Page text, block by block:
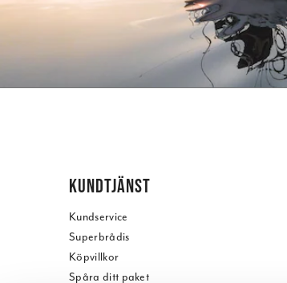
KUNDTJÄNST
Kundservice
Superbrådis
Köpvillkor
Spåra ditt paket